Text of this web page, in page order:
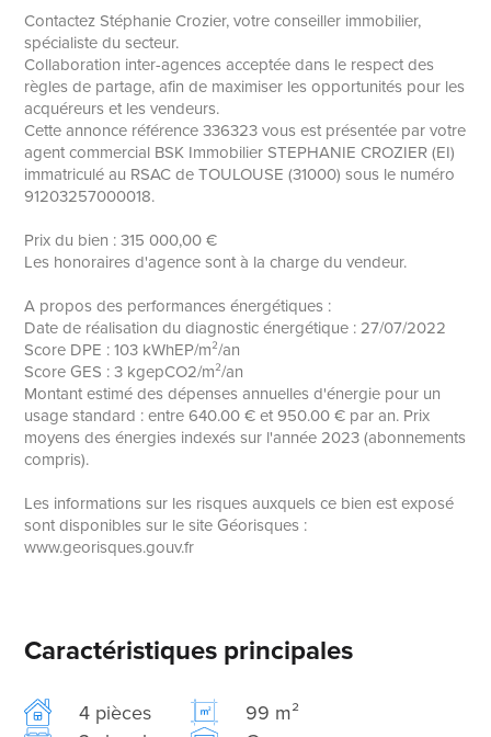
Contactez Stéphanie Crozier, votre conseiller immobilier,
spécialiste du secteur.
Collaboration inter-agences acceptée dans le respect des
règles de partage, afin de maximiser les opportunités pour les
acquéreurs et les vendeurs.
Cette annonce référence 336323 vous est présentée par votre
agent commercial BSK Immobilier STEPHANIE CROZIER (EI)
immatriculé au RSAC de TOULOUSE (31000) sous le numéro
91203257000018.
Prix du bien : 315 000,00 €
Les honoraires d'agence sont à la charge du vendeur.
A propos des performances énergétiques :
Date de réalisation du diagnostic énergétique : 27/07/2022
Score DPE : 103 kWhEP/m²/an
Score GES : 3 kgepCO2/m²/an
Montant estimé des dépenses annuelles d'énergie pour un
usage standard : entre 640.00 € et 950.00 € par an. Prix
moyens des énergies indexés sur l'année 2023 (abonnements
compris).
Les informations sur les risques auxquels ce bien est exposé
sont disponibles sur le site Géorisques :
www.georisques.gouv.fr
Caractéristiques principales
4 pièces
99 m²